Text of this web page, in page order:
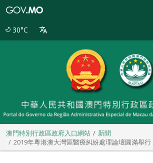
30°C
澳門特別行政區政府入口網站
新聞
2019年粵港澳大灣區醫療糾紛處理論壇圓滿舉行